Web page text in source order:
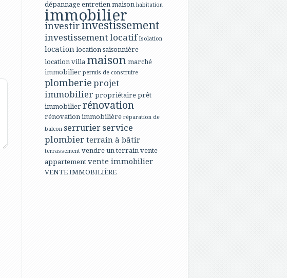
dépannage entretien maison habitation
immobilier
investirinvestissement
investissement locatif Isolation
location location saisonnière
location villa maison marché
immobilier permis de construire
plomberie projet
immobilier propriétaire prêt
immobilier rénovation
rénovation immobilière réparation de
balcon serrurier service
plombier terrain à bâtir
terrassement vendre un terrain vente
appartement vente immobilier
VENTE IMMOBILIÈRE